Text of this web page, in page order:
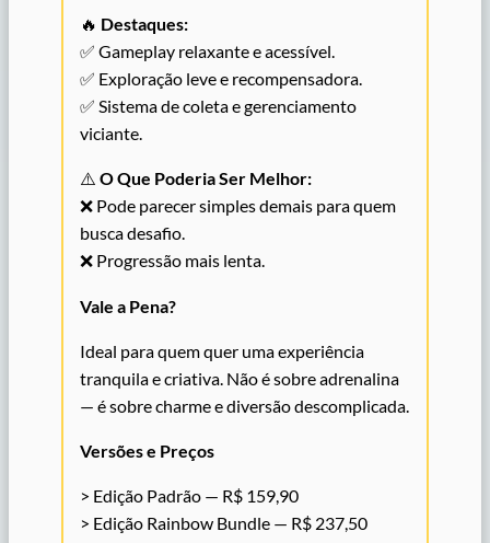
🔥 Destaques:
✅ Gameplay relaxante e acessível.
✅ Exploração leve e recompensadora.
✅ Sistema de coleta e gerenciamento
viciante.
⚠️ O Que Poderia Ser Melhor:
❌ Pode parecer simples demais para quem
busca desafio.
❌ Progressão mais lenta.
Vale a Pena?
Ideal para quem quer uma experiência
tranquila e criativa. Não é sobre adrenalina
— é sobre charme e diversão descomplicada.
Versões e Preços
> Edição Padrão — R$ 159,90
> Edição Rainbow Bundle — R$ 237,50